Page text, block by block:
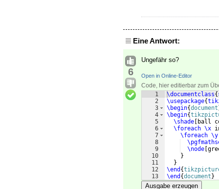
Eine Antwort:
6
Ungefähr so?
Open in Online-Editor
Code, hier editierbar zum
1
2
3
4
5
6
7
8
9
10
11
12
13
\documentclass{
\usepackage{
\begin{document
\begin{
\shade
ball
\foreach \x
\foreach \y
\node
}
}
\end {
\end {document }
Ausgabe erzeugen